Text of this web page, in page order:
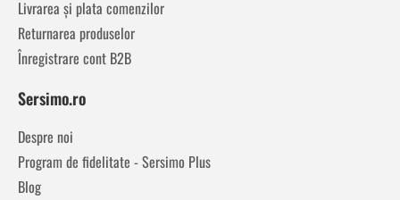
Livrarea și plata comenzilor
Returnarea produselor
Înregistrare cont B2B
Sersimo.ro
Despre noi
Program de fidelitate - Sersimo Plus
Blog